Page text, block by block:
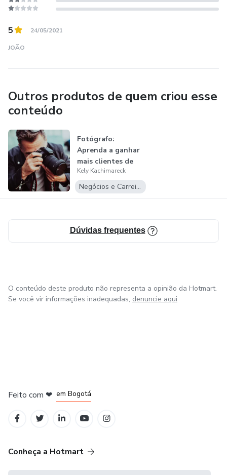
5 24/05/2021
JOÃO
Outros produtos de quem criou esse
conteúdo
Fotógrafo:
Aprenda a ganhar
mais clientes de
fotografia
Kely Kachimareck
Negócios e Carreira
Dúvidas frequentes
O conteúdo deste produto não representa a opinião da Hotmart.
Se você vir informações inadequadas, denuncie aqui
Feito com ❤ em Bogotá
Conheça a Hotmart